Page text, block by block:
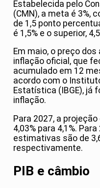
Estabelecida pelo
(CMN), a meta é 3%,
de 1,5 ponto
é 1,5% e o superior,
Em maio, o preço
inflação oficial, que
acumulado em 12
acordo com o
Estatística (IBGE), já
inflação.
Para 2027, a
4,03% para 4,1%.
estimativas são de
respectivamente.
PIB e câmbio